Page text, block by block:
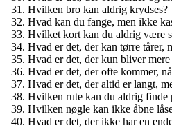
Hvilken bro kan aldrig krydses?
Hvad kan du fange, men ikke
Hvilket kort kan du aldrig være
Hvad er det, der kan tørre tårer,
Hvad er det, der kun bliver
Hvad er det, der ofte kommer,
Hvad er det, der altid er langt,
Hvilken rute kan du aldrig finde
Hvilken nøgle kan ikke åbne
Hvad er det, der ikke har en